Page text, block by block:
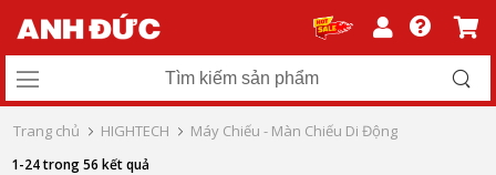
Trang chủ HIGHTECH Máy Chiếu - Màn Chiếu Di Động
1-24 trong 56 kết quả